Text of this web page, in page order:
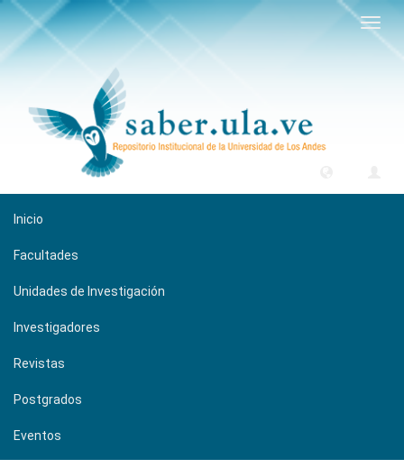
Inicio
Facultades
Unidades de Investigación
Investigadores
Revistas
Postgrados
Eventos